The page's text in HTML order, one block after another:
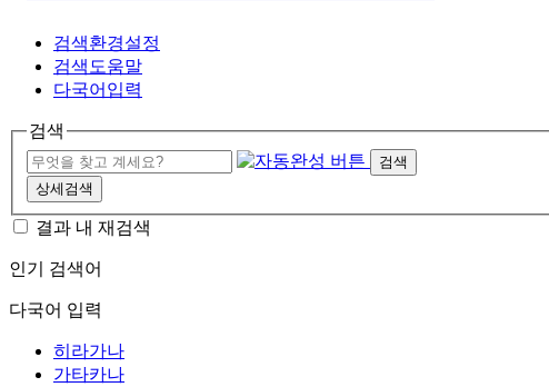
검색환경설정
검색도움말
다국어입력
검색
검색
상세검색
결과 내 재검색
인기 검색어
다국어 입력
히라가나
가타카나